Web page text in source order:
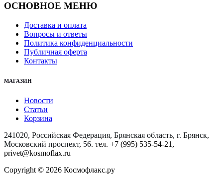
ОСНОВНОЕ МЕНЮ
Доставка и оплата
Вопросы и ответы
Политика конфиденциальности
Публичная оферта
Контакты
МАГАЗИН
Новости
Статьи
Корзина
241020, Российская Федерация, Брянская область, г. Брянск,
Московский проспект, 56. тел. +7 (995) 535-54-21,
privet@kosmoflax.ru
Copyright © 2026 Космофлакс.ру